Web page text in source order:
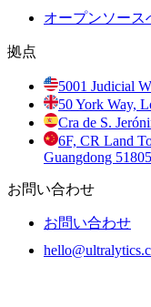
オープンソース
拠点
5001 Judicial
50 York Way,
Cra de S.
6F, CR Land
Guangdong
お問い合わせ
お問い合わせ